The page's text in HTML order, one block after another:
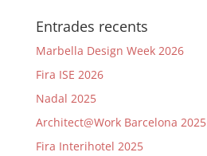
Entrades recents
Marbella Design Week 2026
Fira ISE 2026
Nadal 2025
Architect@Work Barcelona 2025
Fira Interihotel 2025